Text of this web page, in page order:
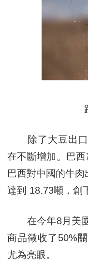
路
除了大豆出口
在不斷增加。巴
巴西對中國的牛肉
達到 18.73噸，創
在今年8月美國
商品徵收了50%
尤為亮眼。